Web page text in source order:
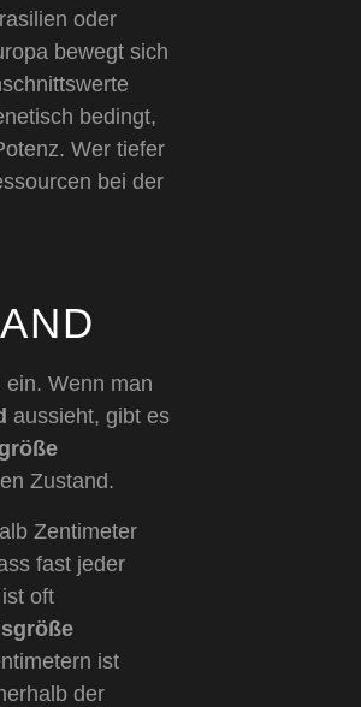
oder
bewegt sich
bedingt,
Wer tiefer
bei der
Wenn man
aussieht, gibt es
Zustand.
Zentimeter
fast jeder
oft
ist
der